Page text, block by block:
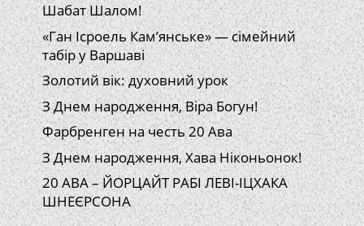
Шабат Шалом!
«Ган Ісроель Кам’янське» — сімейний
табір у Варшаві
Золотий вік: духовний урок
З Днем народження, Віра Богун!
Фарбренген на честь 20 Ава
З Днем народження, Хава Ніконьонок!
20 АВА – ЙОРЦАЙТ РАБІ ЛЕВІ-ІЦХАКА
ШНЕЄРСОНА